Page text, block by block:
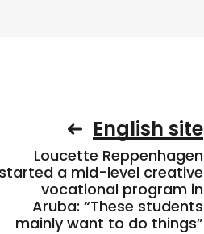
English site
Loucette Reppenhagen
started a mid-level creative
vocational program in
Aruba: “These students
mainly want to do things”